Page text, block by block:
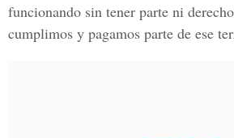
funcionando sin tener parte ni
cumplimos y pagamos parte de ese